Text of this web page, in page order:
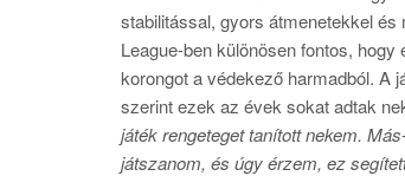
stabilitással, gyors átmenetekkel
League-ben különösen fontos,
korongot a védekező harmadból. A
szerint ezek az évek sokat adtak
játék rengeteget tanított nekem.
játszanom, és úgy érzem, ez